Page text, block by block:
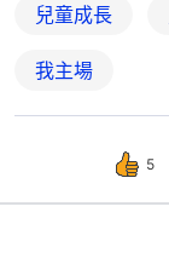
兒童成長
我主場
5